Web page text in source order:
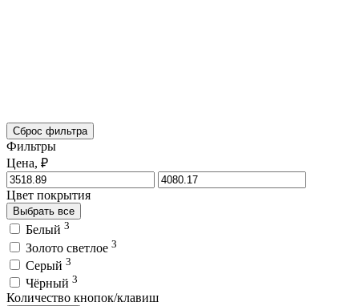
Сброс фильтра
Фильтры
Цена, ₽
Цвет покрытия
Выбрать все
Белый 3
Золото светлое 3
Серый 3
Чёрный 3
Количество кнопок/клавиш